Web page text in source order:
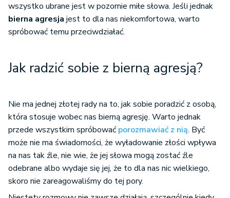
wszystko ubrane jest w pozornie miłe słowa. Jeśli jednak
bierna agresja jest to dla nas niekomfortowa, warto
spróbować temu przeciwdziałać.
Jak radzić sobie z bierną agresją?
Nie ma jednej złotej rady na to, jak sobie poradzić z osobą,
która stosuje wobec nas bierną agresję. Warto jednak
przede wszystkim spróbować porozmawiać z nią. Być
może nie ma świadomości, że wyładowanie złości wpływa
na nas tak źle, nie wie, że jej słowa mogą zostać źle
odebrane albo wydaje się jej, że to dla nas nic wielkiego,
skoro nie zareagowaliśmy do tej pory.